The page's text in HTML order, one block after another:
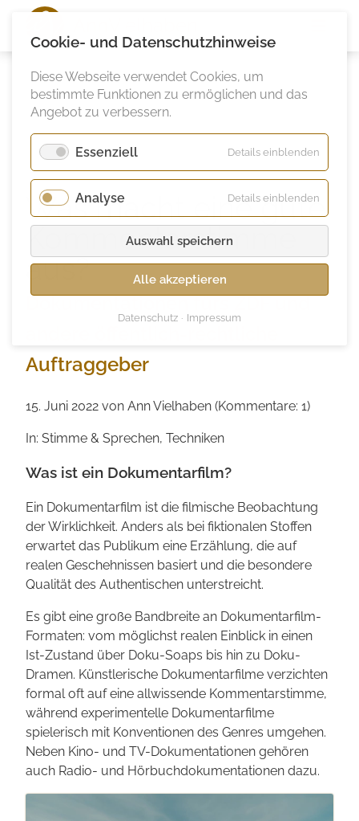
Was macht eine gute
Kommentarstimme
aus?
Dokumentationen fürs ZDF und
Auftraggeber
15. Juni 2022 von Ann Vielhaben (Kommentare: 1)
In: Stimme & Sprechen, Techniken
Was ist ein Dokumentarfilm?
Ein Dokumentar­film ist die filmische Beob­achtung
der Wirklichkeit. Anders als bei fiktionalen Stoffen
erwartet das Publikum eine Erzählung, die auf
realen Gescheh­nissen basiert und die besondere
Qualität des Authen­tischen unterstreicht.
Es gibt eine große Bandbreite an Dokumentar­film-
Formaten: vom möglichst realen Einblick in einen
Ist-Zustand über Doku-Soaps bis hin zu Doku-
Dramen. Künstlerische Dokumentar­filme verzichten
formal oft auf eine allwissende Kommentar­stimme,
während experimentelle Dokumentar­filme
spielerisch mit Konventionen des Genres umgehen.
Neben Kino- und TV-Dokumenta­tionen gehören
auch Radio- und Hörbuch­dokumentationen dazu.
Cookie- und Datenschutzhinweise
Diese Webseite verwendet Cookies, um
bestimmte Funktionen zu ermöglichen und das
Angebot zu verbessern.
Essenziell Details einblenden
Analyse Details einblenden
Analyse
Auswahl speichern
Alle akzeptieren
Datenschutz Impressum